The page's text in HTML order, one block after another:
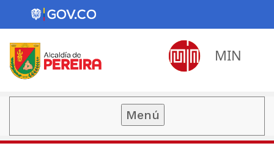
MIN
Menú